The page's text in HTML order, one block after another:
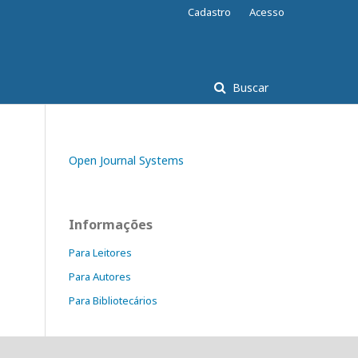
Buscar
Cadastro Acesso
Open Journal Systems
Informações
Para Leitores
Para Autores
Para Bibliotecários